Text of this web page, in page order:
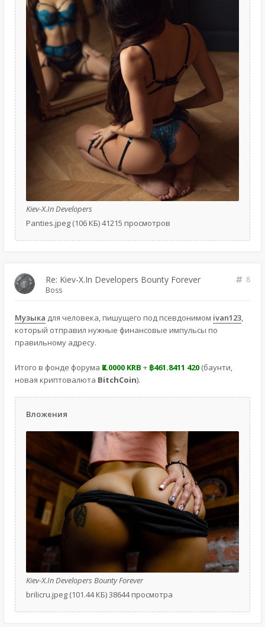
Kiev-X.In Developers
Panties.jpeg (106 КБ) 41215 просмотров
Re: Kiev-X.In Developers Bounty Forever
8
Boss
Музыка для человека, пишущего под псевдонимом ivan123,
который отправил нужные финансовые импульсы по
правильному адресу.
Итого в фонде форума Ҝ2.0000 KRB + ฿461.8411 420 (баунти,
новая криптовалюта BitchCoin).
Вложения
Kiev-X.In Developers Bounty Forever
brilicru.jpeg (101.44 КБ) 38644 просмотра